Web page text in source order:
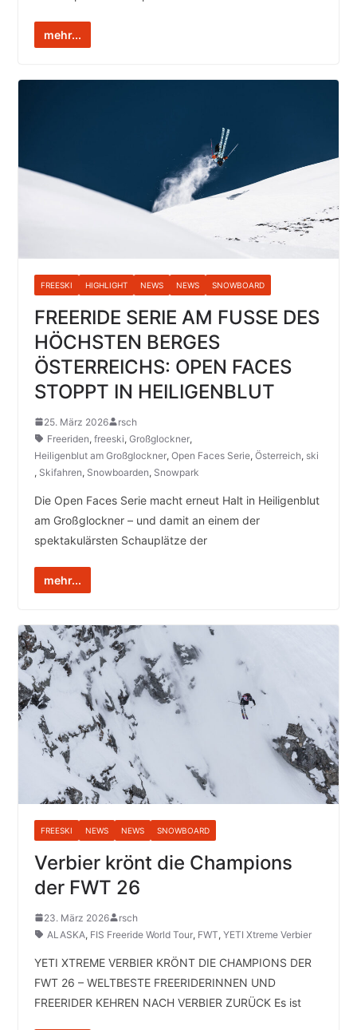
mehr...
FREESKI HIGHLIGHT NEWS NEWS SNOWBOARD
FREERIDE SERIE AM FUSSE DES
HÖCHSTEN BERGES
ÖSTERREICHS: OPEN FACES
STOPPT IN HEILIGENBLUT
25. März 2026
rsch
Freeriden, freeski, Großglockner,
Heiligenblut am Großglockner, Open Faces Serie, Österreich, ski
, Skifahren, Snowboarden, Snowpark
Die Open Faces Serie macht erneut Halt in Heiligenblut
am Großglockner – und damit an einem der
spektakulärsten Schauplätze der
mehr...
FREESKI NEWS NEWS SNOWBOARD
Verbier krönt die Champions
der FWT 26
23. März 2026
rsch
ALASKA, FIS Freeride World Tour, FWT, YETI Xtreme Verbier
YETI XTREME VERBIER KRÖNT DIE CHAMPIONS DER
FWT 26 – WELTBESTE FREERIDERINNEN UND
FREERIDER KEHREN NACH VERBIER ZURÜCK Es ist